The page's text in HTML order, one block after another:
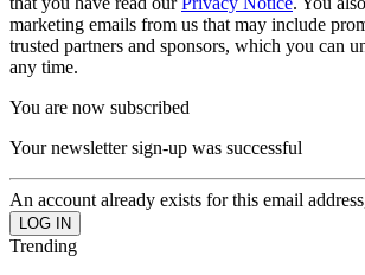
marketing emails from us that may include
trusted partners and sponsors, which you can
any time.
You are now subscribed
Your newsletter sign-up was successful
An account already exists for this email
Trending